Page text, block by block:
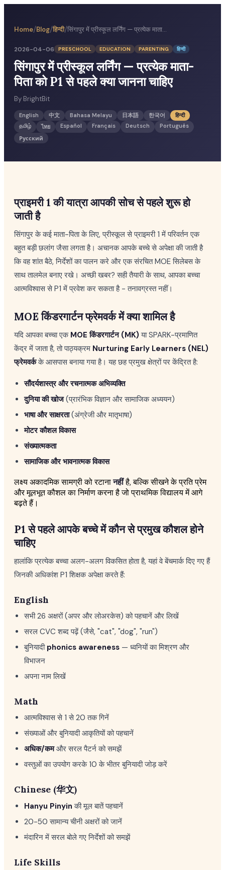
Home/Blog/हिन्दी/ सिंगापुर में प्रीस्कूल लर्निंग — प्रत्येक माता-पिता को P1 से पहले क्या जानना चाहिए
2026-04-06 PRESCHOOL EDUCATION PARENTING हिन्दी
सिंगापुर में प्रीस्कूल लर्निंग — प्रत्येक माता-
पिता को P1 से पहले क्या जानना चाहिए
By BrightBit
English 中文 Bahasa Melayu 日本語 한국어
हिन्दी
தமிழ்
ไทย Español Français Deutsch
Português
Русский
प्राइमरी 1 की यात्रा आपकी सोच से पहले शुरू हो
जाती है
सिंगापुर के कई माता-पिता के लिए, प्रीस्कूल से प्राइमरी 1 में परिवर्तन एक
बहुत बड़ी छलांग जैसा लगता है। अचानक आपके बच्चे से अपेक्षा की जाती है
कि वह शांत बैठे, निर्देशों का पालन करे और एक संरचित MOE सिलेबस के
साथ तालमेल बनाए रखे। अच्छी खबर? सही तैयारी के साथ, आपका बच्चा
आत्मविश्वास से P1 में प्रवेश कर सकता है - तनावग्रस्त नहीं।
MOE किंडरगार्टन फ्रेमवर्क में क्या शामिल है
यदि आपका बच्चा एक MOE किंडरगार्टन (MK) या SPARK-प्रमाणित
केंद्र में जाता है, तो पाठ्यक्रम Nurturing Early Learners (NEL)
फ्रेमवर्कके आसपास बनाया गया है। यह छह प्रमुख क्षेत्रों पर केंद्रित है:
सौंदर्यशास्त्र और रचनात्मक अभिव्यक्ति
दुनिया की खोज(प्रारंभिक विज्ञान और सामाजिक अध्ययन)
भाषा और साक्षरता(अंग्रेजी और मातृभाषा)
मोटर कौशल विकास
संख्यात्मकता
सामाजिक और भावनात्मक विकास
लक्ष्य अकादमिक सामग्री को रटानानहींहै, बल्कि सीखने के प्रति प्रेम
और मूलभूत कौशल का निर्माण करना है जो प्राथमिक विद्यालय में आगे
बढ़ते हैं।
P1 से पहले आपके बच्चे में कौन से प्रमुख कौशल होने
चाहिए
हालांकि प्रत्येक बच्चा अलग-अलग विकसित होता है, यहां वे बेंचमार्क दिए गए हैं
जिनकी अधिकांश P1 शिक्षक अपेक्षा करते हैं:
English
सभी 26 अक्षरों (अपर और लोअरकेस) को पहचानें और लिखें
सरल CVC शब्द पढ़ें (जैसे, "cat", "dog", "run")
बुनियादी phonics awareness — ध्वनियों का मिश्रण और
विभाजन
अपना नाम लिखें
Math
आत्मविश्वास से 1 से 20 तक गिनें
संख्याओं और बुनियादी आकृतियों को पहचानें
अधिक/कमऔर सरल पैटर्न को समझें
वस्तुओं का उपयोग करके 10 के भीतर बुनियादी जोड़ करें
Chinese (华文)
Hanyu Pinyin की मूल बातें पहचानें
20-50 सामान्य चीनी अक्षरों को जानें
मंदारिन में सरल बोले गए निर्देशों को समझें
Life Skills